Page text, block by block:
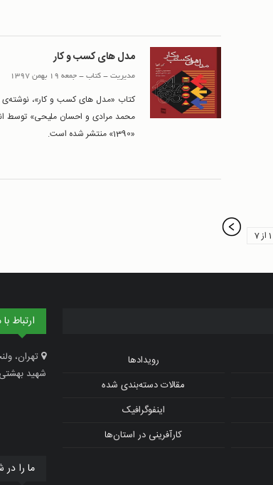
مدل های کسب و کار
مدیریت-کتاب-جمعه 19 بهمن 1397
کتاب «مدل های کسب و کار»، نوشته‌ی
«1390» منتشر شده است.
رویدادها
مقالات دسته‌بندی شده
اینفوگرافیک
کارآفرینی در استان‌ها
ارتباط با
تهران،
شهید بهشتی،
ما را